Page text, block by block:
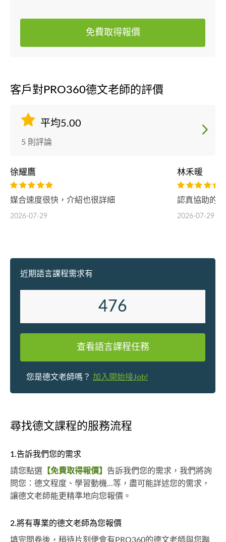
免費取得報價
客戶對PRO360德文老師的評價
平均5.00
5 則評論
徐耀鷹
媒合速度很快，介紹也很詳細
2026-07-29
林禾暖
認真協助的
2026-07-29
近期語言課程需求有
476
查看語言課程任務
您是德文老師嗎？ 加入開始接Job!
尋找德文課程的服務流程
1.告訴我們您的需求
請您點選 【免費取得報價】 告訴我們您的需求，我們將詢
問您：德文程度、學習動機...等，盡可能詳述您的需求，
讓德文老師能更精準地向您報價。
2.將有專業的德文老師為您報價
填完問卷後，稍待片刻便會有PRO360的德文老師與您聯